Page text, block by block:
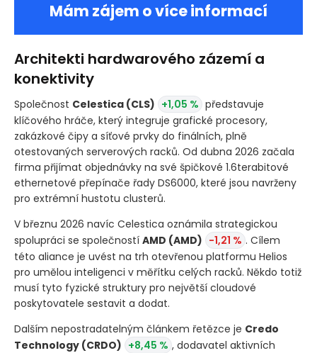
Mám zájem o více informací
Architekti hardwarového zázemí a
konektivity
Společnost Celestica (CLS) +1,05 % představuje
klíčového hráče, který integruje grafické procesory,
zakázkové čipy a síťové prvky do finálních, plně
otestovaných serverových racků. Od dubna 2026 začala
firma přijímat objednávky na své špičkové 1.6terabitové
ethernetové přepínače řady DS6000, které jsou navrženy
pro extrémní hustotu clusterů.
V březnu 2026 navíc Celestica oznámila strategickou
spolupráci se společností AMD (AMD) -1,21 % . Cílem
této aliance je uvést na trh otevřenou platformu Helios
pro umělou inteligenci v měřítku celých racků. Někdo totiž
musí tyto fyzické struktury pro největší cloudové
poskytovatele sestavit a dodat.
Dalším nepostradatelným článkem řetězce je Credo
Technology (CRDO) +8,45 % , dodavatel aktivních